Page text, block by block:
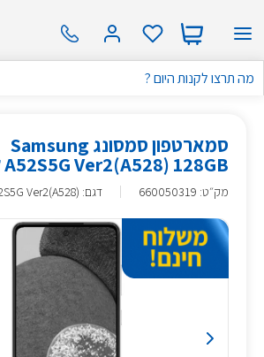
סמארטפון סמסונג Samsung
A52S5G Ver2(A528) 128GB לבן
מק״ט:
660050319 דגם: A52S5G Ver2(A528)